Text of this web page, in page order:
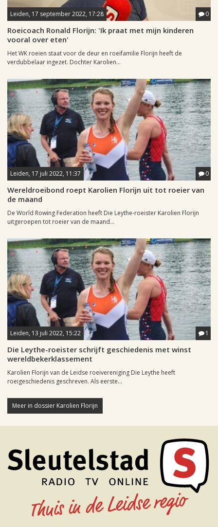
Leiden, 17 september 2022, 17:28 0
Roeicoach Ronald Florijn: 'Ik praat met mijn kinderen
vooral over eten'
Het WK roeien staat voor de deur en roeifamilie Florijn heeft de
verdubbelaar ingezet. Dochter Karolien...
Leiden, 17 juli 2022, 11:37 0
Wereldroeibond roept Karolien Florijn uit tot roeier van
de maand
De World Rowing Federation heeft Die Leythe-roeister Karolien Florijn
uitgeroepen tot roeier van de maand...
Leiden, 13 juli 2022, 15:22 1
Die Leythe-roeister schrijft geschiedenis met winst
wereldbekerklassement
Karolien Florijn van de Leidse roeivereniging Die Leythe heeft
roeigeschiedenis geschreven. Als eerste...
Meer in dossier Karolien Florijn